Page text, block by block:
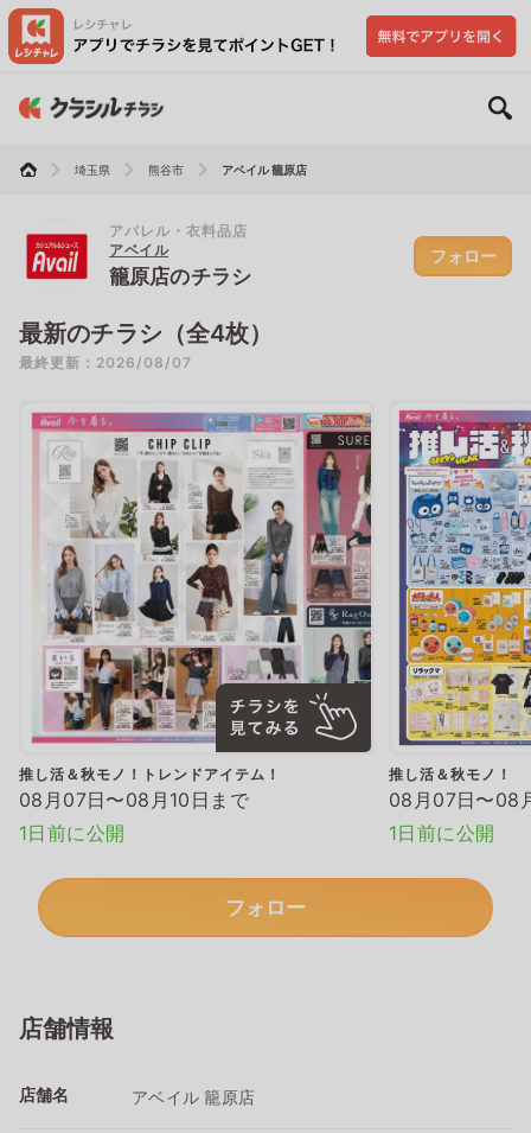
埼玉県 熊谷市 アベイル 籠原店
アパレル・衣料品店
アベイル
籠原店のチラシ
フォロー
最新のチラシ（全4枚）
最終更新：2026/08/07
推し活＆秋モノ！トレンドアイテム！
08月07日〜08月10日まで
1日前に公開
推し活＆秋モノ！
08月07日〜08
1日前に公開
フォロー
店舗情報
店舗名 アベイル 籠原店